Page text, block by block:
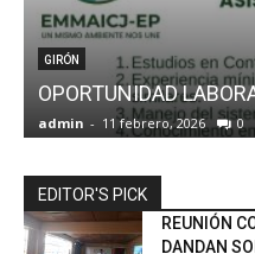
GIRÓN
OPORTUNIDAD
admin - 11 febrero, 2026 0
EDITOR'S PICK
REUNIÓN
DANDAN